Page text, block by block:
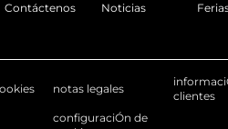
Contáctenos Noticias
notas legales
clientes
configuraciÓn de